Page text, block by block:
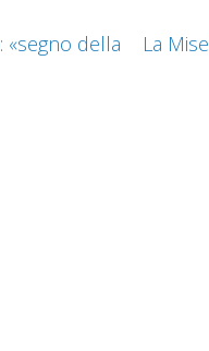
«segno della
La